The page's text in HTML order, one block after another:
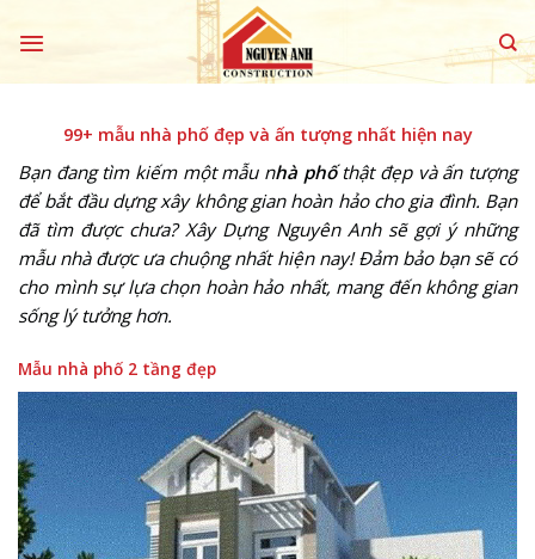
99+ mẫu nhà phố đẹp và ấn tượng nhất hiện nay
Bạn đang tìm kiếm một mẫu nhà phốthật đẹp và ấn tượng
để bắt đầu dựng xây không gian hoàn hảo cho gia đình. Bạn
đã tìm được chưa? Xây Dựng Nguyên Anh sẽ gợi ý những
mẫu nhà được ưa chuộng nhất hiện nay! Đảm bảo bạn sẽ có
cho mình sự lựa chọn hoàn hảo nhất, mang đến không gian
sống lý tưởng hơn.
Mẫu nhà phố 2 tầng đẹp